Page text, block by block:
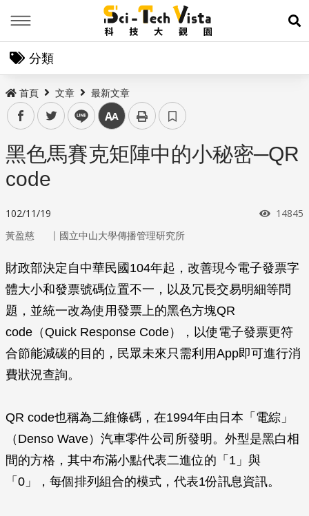
展
分類
首頁 文章 最新文章
facebooktwitter line 中
黑色馬賽克矩陣中的小秘密─QR
code
102/11/19 瀏覽次
14845
黃盈慈 ｜ 國立中山大學傳播管理研究所
財政部決定自中華民國104年起，改善現今電子發票字
體大小和發票號碼位置不一，以及冗長交易明細等問
題，並統一改為使用發票上的黑色方塊QR
code（Quick Response Code），以使電子發票更符
合節能減碳的目的，民眾未來只需利用App即可進行消
費狀況查詢。
QR code也稱為二維條碼，在1994年由日本「電綜」
（Denso Wave）汽車零件公司所發明。外型是黑白相
間的方格，其中布滿小點代表二進位的「1」與
「0」，每個排列組合的模式，代表1份訊息資訊。